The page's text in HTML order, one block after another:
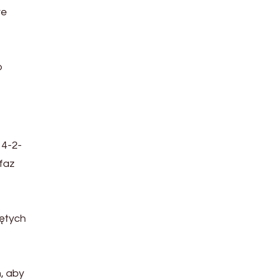
4-2-
aby